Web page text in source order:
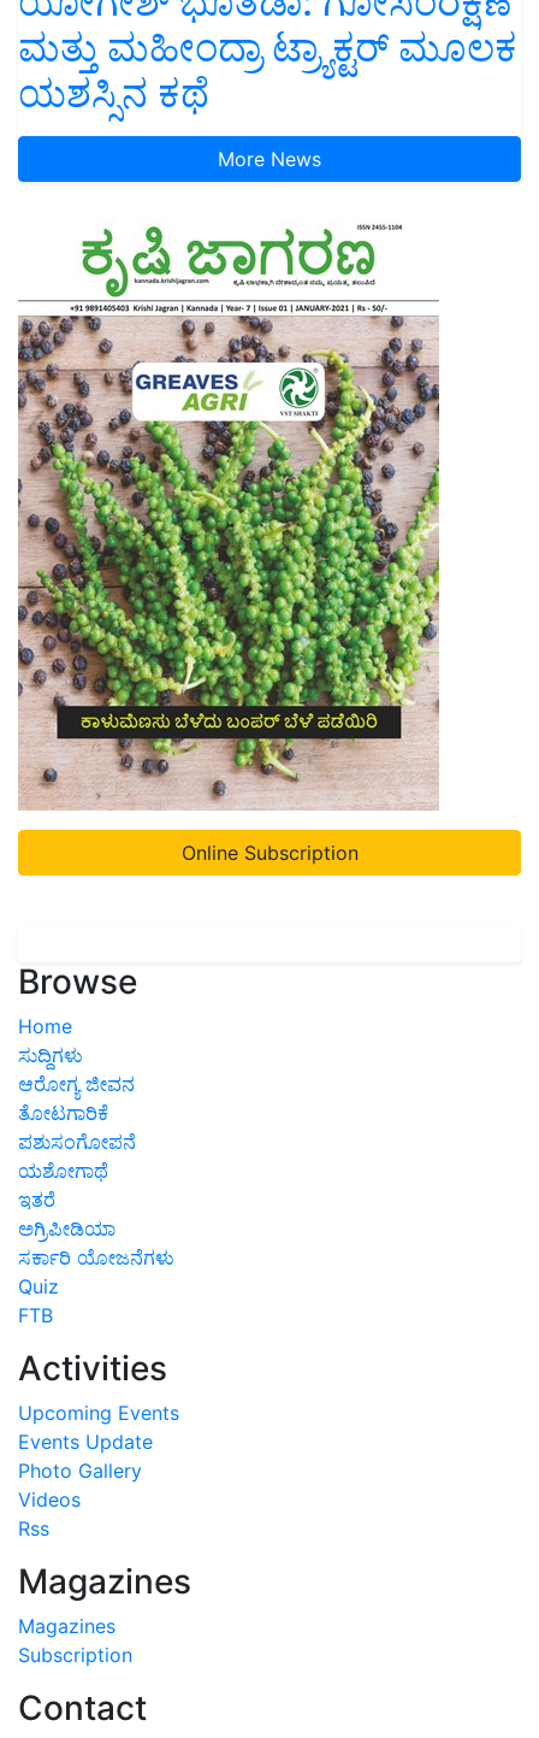
ಮತ್ತು ಮಹೀಂದ್ರಾ ಟ್ರ್ಯಾಕ್ಟರ್ ಮೂಲಕ
ಯಶಸ್ಸಿನ ಕಥೆ
More News
Online Subscription
Browse
Home
ಸುದ್ದಿಗಳು
ಆರೋಗ್ಯ ಜೀವನ
ತೋಟಗಾರಿಕೆ
ಪಶುಸಂಗೋಪನೆ
ಯಶೋಗಾಥೆ
ಇತರೆ
ಅಗ್ರಿಪೀಡಿಯಾ
ಸರ್ಕಾರಿ ಯೋಜನೆಗಳು
Quiz
FTB
Activities
Upcoming Events
Events Update
Photo Gallery
Videos
Rss
Magazines
Magazines
Subscription
Contact